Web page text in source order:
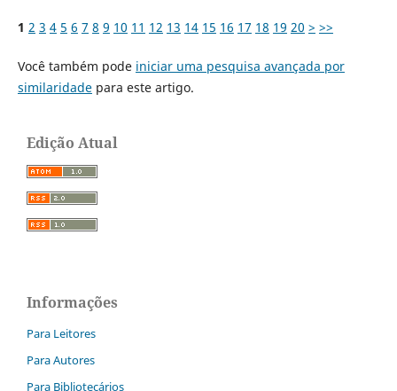
1 2 3 4 5 6 7 8 9 10 11 12 13 14 15 16 17 18 19 20 > >>
Você também pode iniciar uma pesquisa avançada por
similaridadepara este artigo.
Edição Atual
Informações
Para Leitores
Para Autores
Para Bibliotecários